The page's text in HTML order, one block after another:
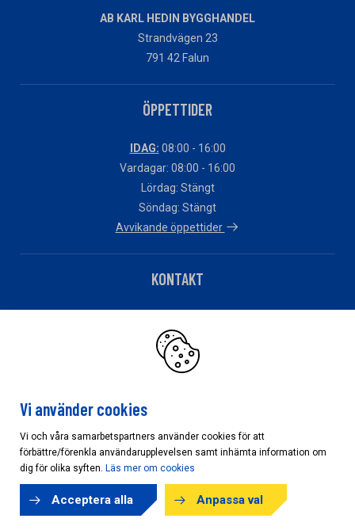
AB KARL HEDIN BYGGHANDEL
Strandvägen 23
791 42 Falun
ÖPPETTIDER
IDAG: 08:00 - 16:00
Vardagar: 08:00 - 16:00
Lördag: Stängt
Söndag: Stängt
Avvikande öppettider
KONTAKT
Har du fakturafrågor?
Klicka här
Cookieinställningar
Vi använder cookies
Vi och våra samarbetspartners använder cookies för att
förbättre/förenkla användarupplevelsen samt inhämta information om
dig för olika syften. Läs mer om cookies
Acceptera alla Anpassa val